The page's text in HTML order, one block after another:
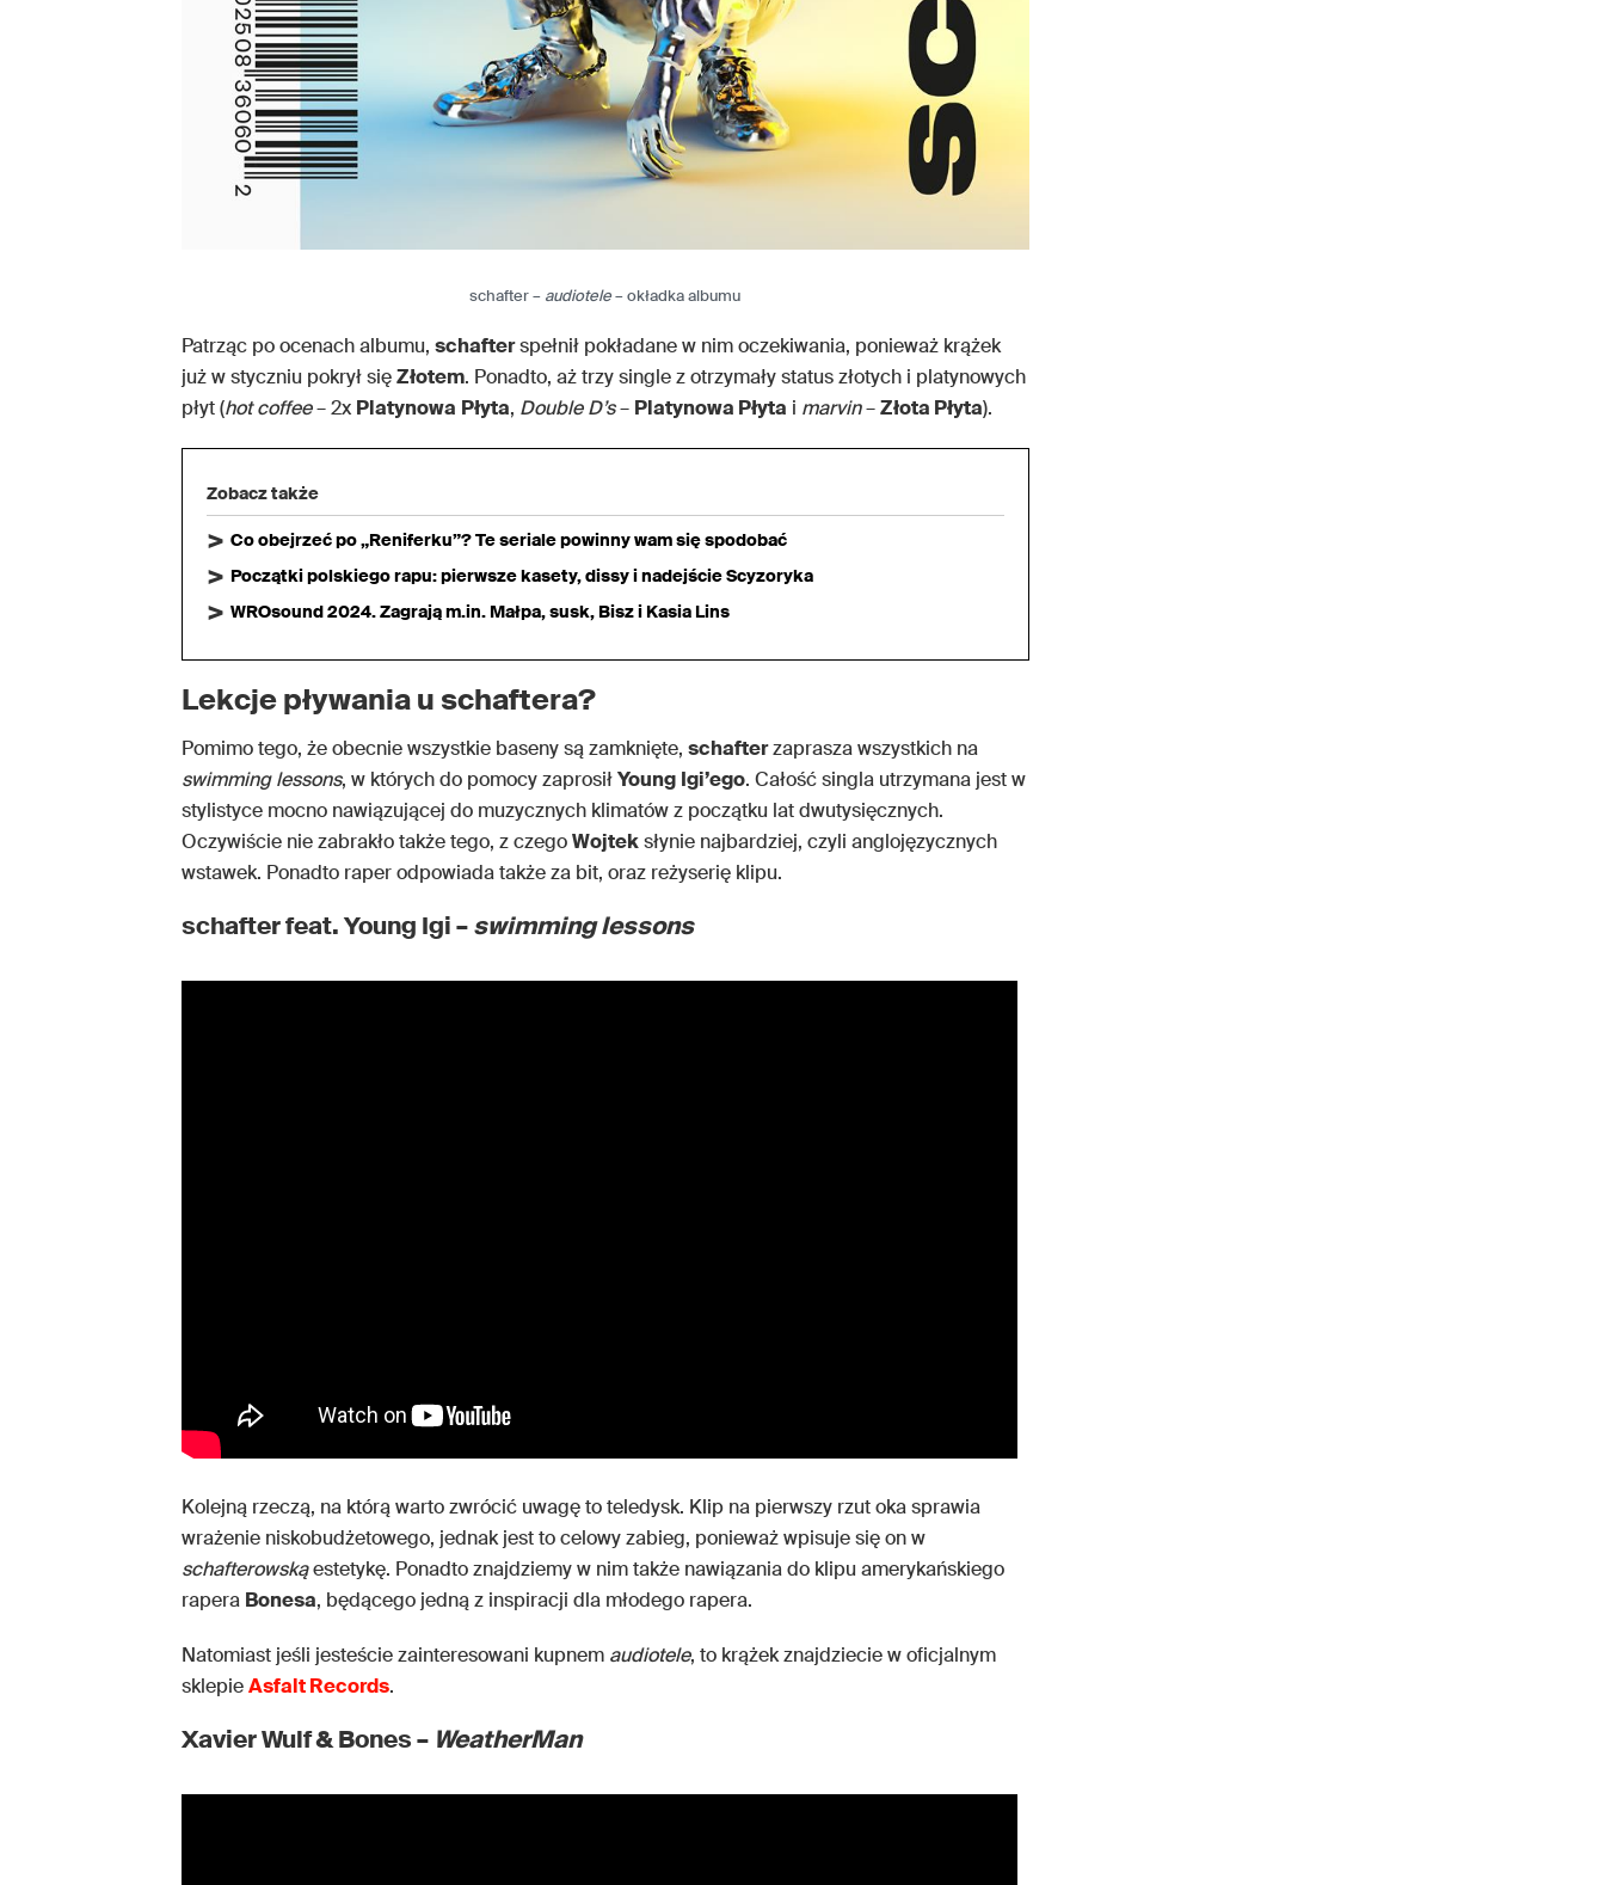
schafter – audiotele– okładka albumu
Patrząc po ocenach albumu, schafterspełnił pokładane w nim oczekiwania, ponieważ krążek
już w styczniu pokrył sięZłotem. Ponadto, aż trzy single z otrzymały status złotych i platynowych
płyt (hot coffee– 2x Platynowa Płyta, Double D’s– Platynowa Płyta i marvin–Złota Płyta).
Zobacz także
Co obejrzeć po „Reniferku”? Te seriale powinny wam się spodobać
Początki polskiego rapu: pierwsze kasety, dissy i nadejście Scyzoryka
WROsound 2024. Zagrają m.in. Małpa, susk, Bisz i Kasia Lins
Lekcje pływania u schaftera?
Pomimo tego, że obecnie wszystkie baseny są zamknięte, schafterzaprasza wszystkich na
swimming lessons, w których do pomocy zaprosiłYoung Igi’ego. Całość singla utrzymana jest w
stylistyce mocno nawiązującej do muzycznych klimatów z początku lat dwutysięcznych.
Oczywiście nie zabrakło także tego, z czegoWojteksłynie najbardziej, czyli anglojęzycznych
wstawek. Ponadto raper odpowiada także za bit, oraz reżyserię klipu.
schafter feat. Young Igi –swimming lessons
Kolejną rzeczą, na którą warto zwrócić uwagę to teledysk. Klip na pierwszy rzut oka sprawia
wrażenie niskobudżetowego, jednak jest to celowy zabieg, ponieważ wpisuje się on w
schafterowskąestetykę. Ponadto znajdziemy w nim także nawiązania do klipu amerykańskiego
rapera Bonesa, będącego jedną z inspiracji dla młodego rapera.
Natomiast jeśli jesteście zainteresowani kupnem audiotele, to krążek znajdziecie w oficjalnym
sklepieAsfalt Records.
Xavier Wulf & Bones – WeatherMan